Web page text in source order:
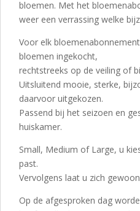
bloemen. Met het
weer een verrassing welke
Voor elk
bloemen ingekocht,
rechtstreeks op de veiling of
Uitsluitend mooie, sterke,
daarvoor uitgekozen.
Passend bij het seizoen en
huiskamer.
Small, Medium of Large, u
past.
Vervolgens laat u zich
Op de afgesproken dag